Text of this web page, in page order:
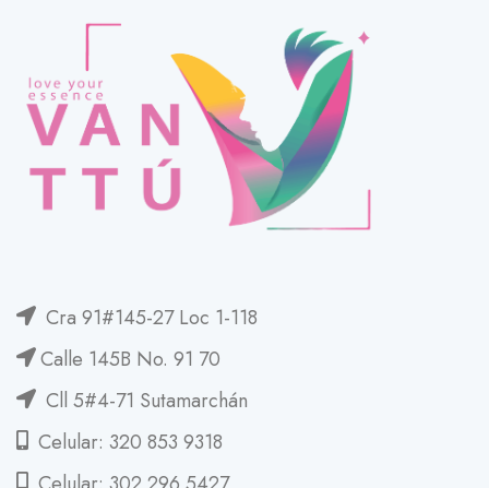
Cra 91#145-27 Loc 1-118
Calle 145B No. 91 70
Cll 5#4-71 Sutamarchán
Celular: 320 853 9318